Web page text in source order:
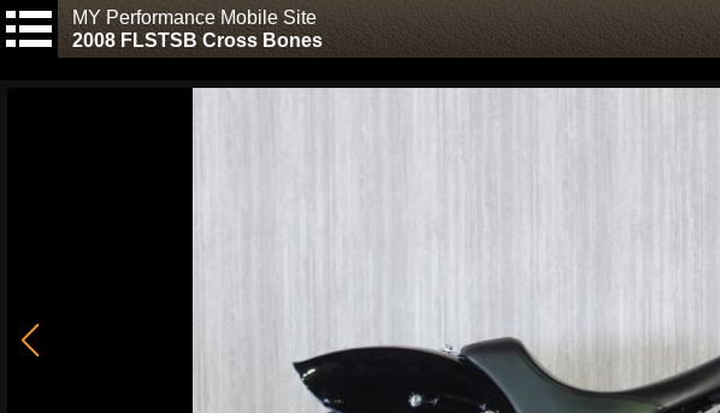
MY Performance Mobile Site
2008 FLSTSB Cross Bones